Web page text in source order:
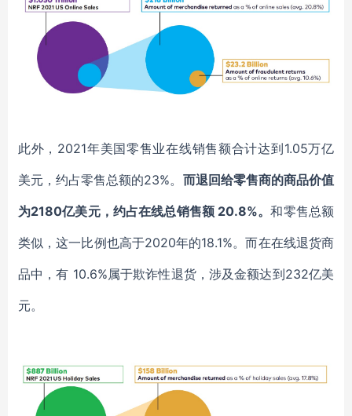
此外， 2021年美国零售业在线销售额合计达到1.05万亿
美元，约占零售总额的23%。 而退回给零售商的商品价值
为2180亿美元，约占在线总销售额 20.8%。和零售总额
类似，这一比例也高于2020年的18.1%。而在在线退货商
品中，有 10.6%属于欺诈性退货，涉及金额达到232亿美
元。